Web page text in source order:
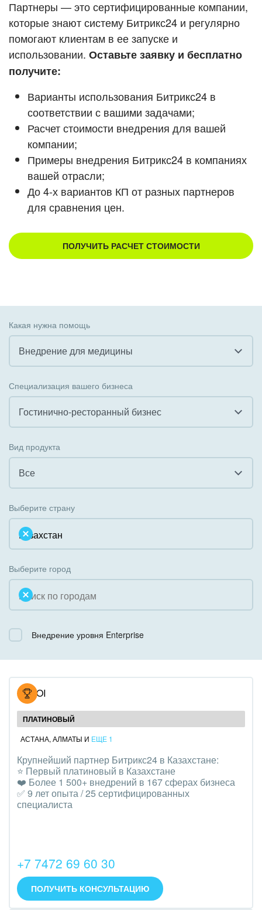
ВХОД
ВХОД
Смотреть видеокейсы
Партнеры — это сертифицированные компании,
которые знают систему Битрикс24 и регулярно
помогают клиентам в ее запуске и
использовании. Оставьте заявку и бесплатно
получите:
Варианты использования Битрикс24 в
соответствии с вашими задачами;
Расчет стоимости внедрения для вашей
компании;
Примеры внедрения Битрикс24 в компаниях
вашей отрасли;
До 4-х вариантов КП от разных партнеров
для сравнения цен.
ПОЛУЧИТЬ РАСЧЕТ СТОИМОСТИ
Какая нужна помощь
Внедрение для медицины
Внедрение КЭДО
Интеграция с 1С
Внедрение Бизнес-процессов
Системное администрирование
Интернет-магазин и CRM
Крупные корпоративные внедрения
Внедрение для медицины
Внедрение для гос.организаций
Внедрение онлайн-продаж
Внедрение онлайн-офиса / Интранета
Специализация вашего бизнеса
Гостинично-ресторанный бизнес
Государственные организации
Коммунальные услуги, ЖКХ
Некоммерческие, религиозные организации,
Недвижимость, риэлтерские компании
Образование, наука
Общественно-политические организации
Охрана, безопасность
Промышленность
СМИ, издательства, справочники
Страхование
Строительство, ремонт и благоустройство
Транспорт, Авиация, автобизнес
Трудоустройство
PR, маркетинг, реклама,
АПК и пищевая промышленность
Вид продукта
Все
Облачный Битрикс24
Коробочная версия
Выберите страну
Выберите город
Внедрение уровня Enterprise
NOVOI
ПЛАТИНОВЫЙ
АСТАНА, АЛМАТЫ И ЕЩЕ 1
Крупнейший партнер Битрикс24 в Казахстане:
⭐️ Первый платиновый в Казахстане
❤️ Более 1 500+ внедрений в 167 сферах бизнеса
✅ 9 лет опыта / 25 сертифицированных
специалиста
+7 7472 69 60 30
ПОЛУЧИТЬ КОНСУЛЬТАЦИЮ